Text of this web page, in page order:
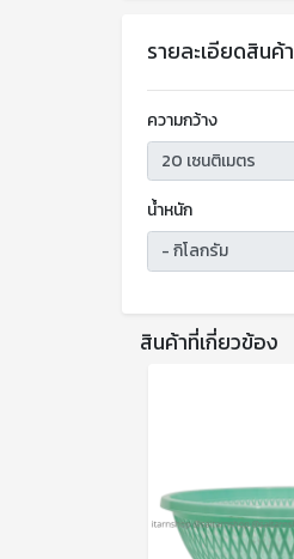
รายละเอียดสินค้า
ความกว้าง
น้ำหนัก
สินค้าที่เกี่ยวข้อง